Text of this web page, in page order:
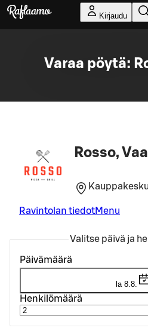
Siirry pääsisältöön
Kirjaudu
Varaa pöytä:
Rosso,
Ravintolan tiedotMenu
Valitse päivä ja
Päivämäärä
la 8.8.
Henkilömäärä